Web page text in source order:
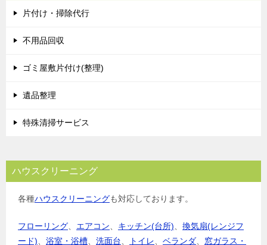
ー
シ
片付け・掃除代行
不用品回収
ゴミ屋敷片付け(整理)
遺品整理
特殊清掃サービス
ハウスクリーニング
各種ハウスクリーニングも対応しております。
フローリング エアコン キッチン(台所)
換気扇(レンジフ
ード)
浴室・浴槽 洗面台 トイレ ベランダ 窓ガラス・